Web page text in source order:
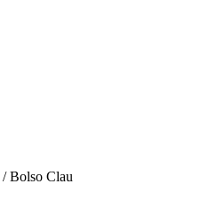
/ Bolso Clau